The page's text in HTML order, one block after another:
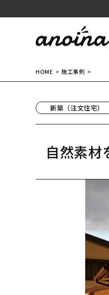
HOME 施工事例
新築（注文住宅）
自然素材